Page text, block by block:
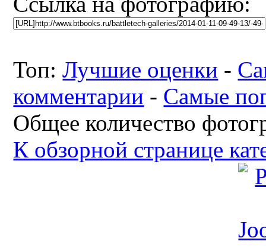
Топ:Лучшие оценки -
комментарии - Самые
Общее количество
К обзорной странице